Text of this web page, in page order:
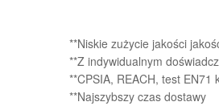
**Niskie zużycie jakości
**Z indywidualnym
**CPSIA, REACH, test EN71
**Najszybszy czas dostawy